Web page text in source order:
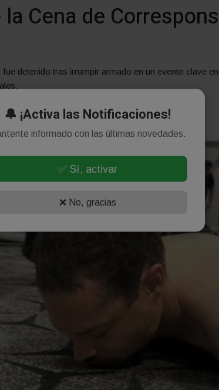
Cena de
detenido tras irrumpir armado en un evento clave
🔔 ¡Activa las Notificaciones!
informado con las últimas novedades.
✅ Sí, activar
❌ No, gracias